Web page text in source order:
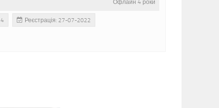
Офлайн 4 роки
Реєстрація: 27-07-2022